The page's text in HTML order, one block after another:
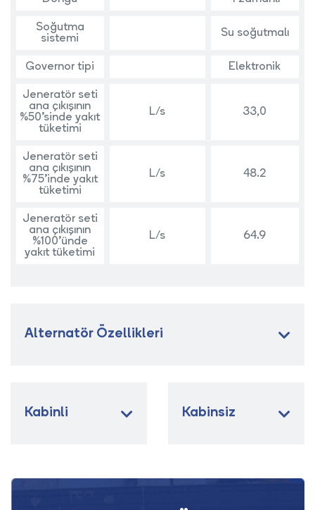
Soğutma
sistemi
Su soğutmalı
Governor tipi Elektronik
Jeneratör seti
ana çıkışının
%50’sinde yakıt
tüketimi
L/s 33,0
Jeneratör seti
ana çıkışının
%75’inde yakıt
tüketimi
L/s 48.2
Jeneratör seti
ana çıkışının
%100’ünde
yakıt tüketimi
L/s 64.9
Alternatör Özellikleri
Kabinli Kabinsiz